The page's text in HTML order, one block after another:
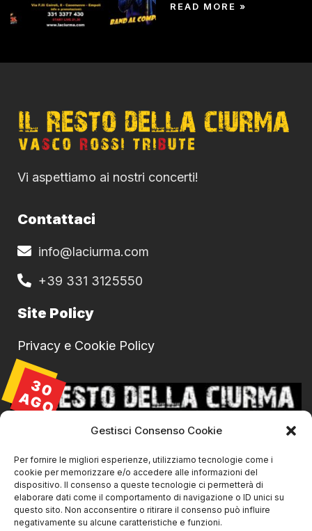
Gestisci Consenso Cookie
Per fornire le migliori esperienze, utilizziamo tecnologie come i
cookie per memorizzare e/o accedere alle informazioni del
dispositivo. Il consenso a queste tecnologie ci permetterà di
elaborare dati come il comportamento di navigazione o ID unici su
questo sito. Non acconsentire o ritirare il consenso può influire
negativamente su alcune caratteristiche e funzioni.
READ MORE »
Vi aspettiamo ai nostri concerti!
Contattaci
info@laciurma.com
+39 331 3125550
Site Policy
Privacy e Cookie Policy
30
AGO